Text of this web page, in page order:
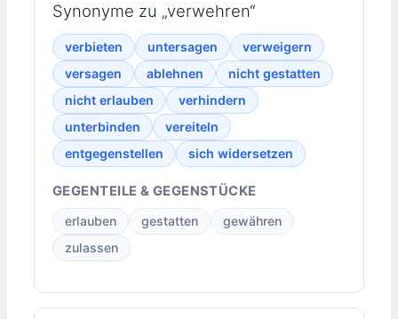
Synonyme zu „verwehren“
verbieten untersagen
verweigern
versagen
ablehnen
nicht gestatten
nicht erlauben
verhindern
unterbinden
vereiteln
entgegenstellen
sich widersetzen
GEGENTEILE & GEGENSTÜCKE
erlauben gestatten
gewähren
zulassen